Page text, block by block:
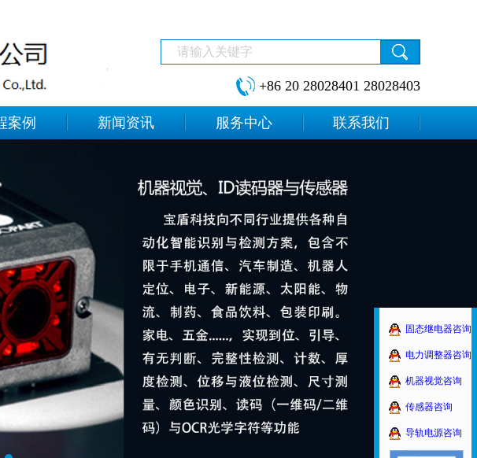
+86 20 28028401 28028403
案例 新闻资讯 服务中心 联系我们
固态继电器咨询
电力调整器咨询
机器视觉咨询
传感器咨询
导轨电源咨询